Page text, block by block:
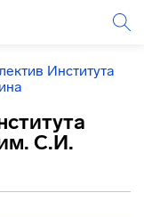
Института
С.И.